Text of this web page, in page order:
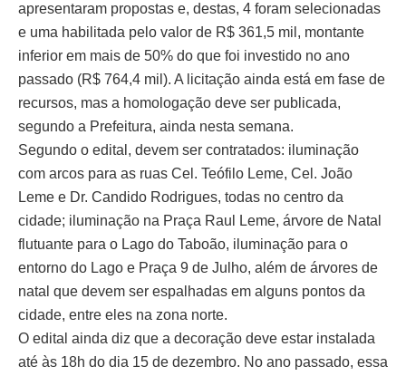
apresentaram propostas e, destas, 4 foram selecionadas
e uma habilitada pelo valor de R$ 361,5 mil, montante
inferior em mais de 50% do que foi investido no ano
passado (R$ 764,4 mil). A licitação ainda está em fase de
recursos, mas a homologação deve ser publicada,
segundo a Prefeitura, ainda nesta semana.
Segundo o edital, devem ser contratados: iluminação
com arcos para as ruas Cel. Teófilo Leme, Cel. João
Leme e Dr. Candido Rodrigues, todas no centro da
cidade; iluminação na Praça Raul Leme, árvore de Natal
flutuante para o Lago do Taboão, iluminação para o
entorno do Lago e Praça 9 de Julho, além de árvores de
natal que devem ser espalhadas em alguns pontos da
cidade, entre eles na zona norte.
O edital ainda diz que a decoração deve estar instalada
até às 18h do dia 15 de dezembro. No ano passado, essa